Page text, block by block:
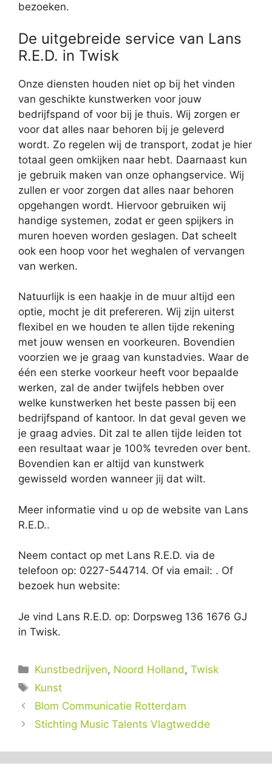
bezoeken.
De uitgebreide service van Lans
R.E.D. in Twisk
Onze diensten houden niet op bij het vinden
van geschikte kunstwerken voor jouw
bedrijfspand of voor bij je thuis. Wij zorgen er
voor dat alles naar behoren bij je geleverd
wordt. Zo regelen wij de transport, zodat je hier
totaal geen omkijken naar hebt. Daarnaast kun
je gebruik maken van onze ophangservice. Wij
zullen er voor zorgen dat alles naar behoren
opgehangen wordt. Hiervoor gebruiken wij
handige systemen, zodat er geen spijkers in
muren hoeven worden geslagen. Dat scheelt
ook een hoop voor het weghalen of vervangen
van werken.
Natuurlijk is een haakje in de muur altijd een
optie, mocht je dit prefereren. Wij zijn uiterst
flexibel en we houden te allen tijde rekening
met jouw wensen en voorkeuren. Bovendien
voorzien we je graag van kunstadvies. Waar de
één een sterke voorkeur heeft voor bepaalde
werken, zal de ander twijfels hebben over
welke kunstwerken het beste passen bij een
bedrijfspand of kantoor. In dat geval geven we
je graag advies. Dit zal te allen tijde leiden tot
een resultaat waar je 100% tevreden over bent.
Bovendien kan er altijd van kunstwerk
gewisseld worden wanneer jij dat wilt.
Meer informatie vind u op de website van Lans
R.E.D..
Neem contact op met Lans R.E.D. via de
telefoon op: 0227-544714. Of via email: . Of
bezoek hun website:
Je vind Lans R.E.D. op: Dorpsweg 136 1676 GJ
in Twisk.
Categorieën
Kunstbedrijven, Noord Holland ,Twisk
Tags
Kunst
Blom Communicatie Rotterdam
Stichting Music Talents Vlagtwedde